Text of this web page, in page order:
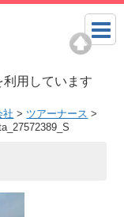
用しています
社 > ツアーナース >